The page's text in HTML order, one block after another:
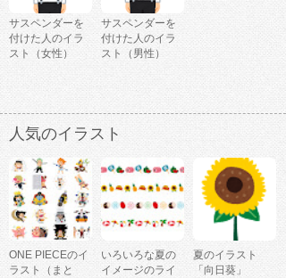
サスペンダーを
付けた人のイラ
スト（女性）
サスペンダーを
付けた人のイラ
スト（男性）
人気のイラスト
ONE PIECEのイ
ラスト（まと
いろいろな夏の
イメージのライ
夏のイラスト
「向日葵」